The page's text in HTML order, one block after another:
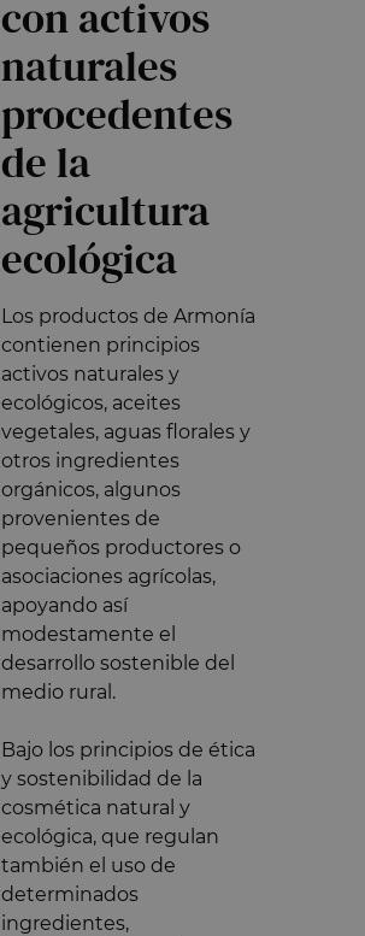
con activos
naturales
procedentes
de la
agricultura
ecológica
Los productos de Armonía
contienen principios
activos naturales y
ecológicos, aceites
vegetales, aguas florales y
otros ingredientes
orgánicos, algunos
provenientes de
pequeños productores o
asociaciones agrícolas,
apoyando así
modestamente el
desarrollo sostenible del
medio rural.
Bajo los principios de ética
y sostenibilidad de la
cosmética natural y
ecológica, que regulan
también el uso de
determinados
ingredientes,